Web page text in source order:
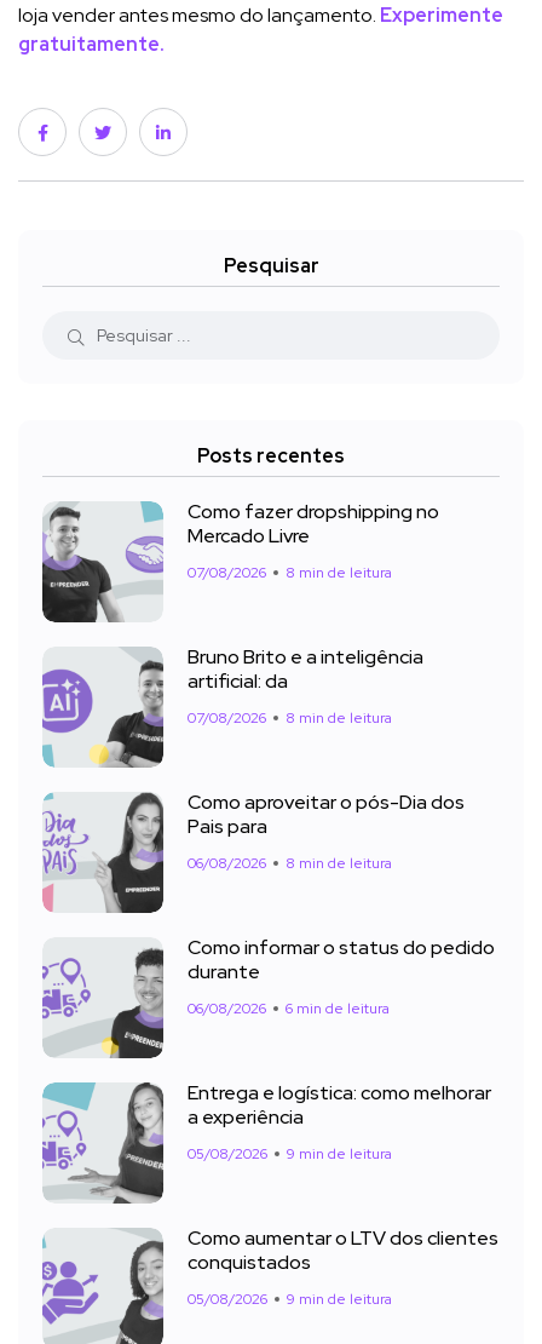
loja vender antes mesmo do lançamento. Experimente
gratuitamente.
Pesquisar
Posts recentes
Como fazer dropshipping no
Mercado Livre
07/08/2026 8 min de leitura
Bruno Brito e a inteligência
artificial: da
07/08/2026 8 min de leitura
Como aproveitar o pós-Dia dos
Pais para
06/08/2026 8 min de leitura
Como informar o status do pedido
durante
06/08/2026 6 min de leitura
Entrega e logística: como melhorar
a experiência
05/08/2026 9 min de leitura
Como aumentar o LTV dos clientes
conquistados
05/08/2026 9 min de leitura